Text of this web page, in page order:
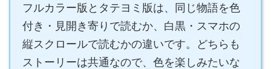
フルカラー版とタテヨミ版は、同じ物語を色
付き・見開き寄りで読むか、白黒・スマホの
縦スクロールで読むかの違いです。どちらも
ストーリーは共通なので、色を楽しみたいな